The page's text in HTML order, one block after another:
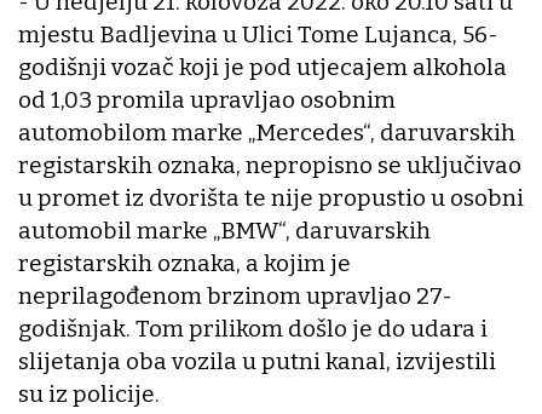
mjestu Badljevina u Ulici Tome Lujanca, 56-
godišnji vozač koji je pod utjecajem alkohola
od 1,03 promila upravljao osobnim
automobilom marke „Mercedes“, daruvarskih
registarskih oznaka, nepropisno se uključivao
u promet iz dvorišta te nije propustio u osobni
automobil marke „BMW“, daruvarskih
registarskih oznaka, a kojim je
neprilagođenom brzinom upravljao 27-
godišnjak. Tom prilikom došlo je do udara i
slijetanja oba vozila u putni kanal, izvijestili
su iz policije.